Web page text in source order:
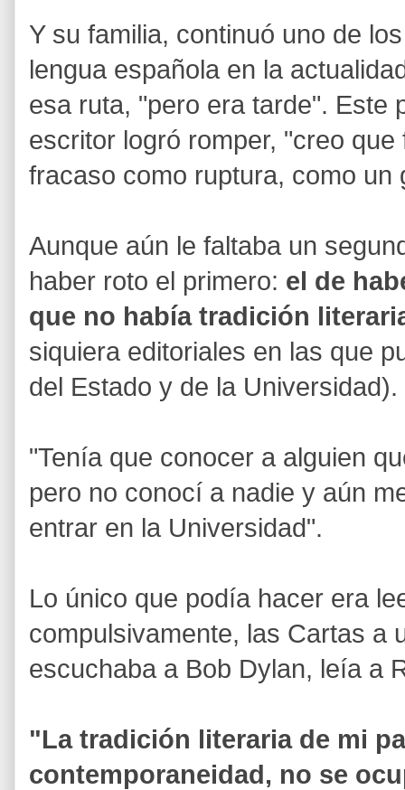
Y su familia, continuó uno de
lengua española en la
esa ruta, "pero era tarde". Este
escritor logró romper, "creo
fracaso como ruptura, como un
Aunque aún le faltaba un
haber roto el primero: el de
que no había tradición
siquiera editoriales en las que
del Estado y de la Universidad).
"Tenía que conocer a alguien
pero no conocí a nadie y aún
entrar en la Universidad".
Lo único que podía hacer era
compulsivamente, las Cartas a
escuchaba a Bob Dylan, leía a
"La tradición literaria de mi
contemporaneidad, no se